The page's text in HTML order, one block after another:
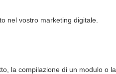
nel vostro marketing digitale.
la compilazione di un modulo o la